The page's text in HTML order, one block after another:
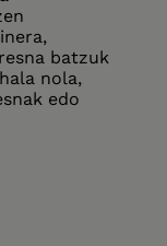
batzuk
nola,
edo